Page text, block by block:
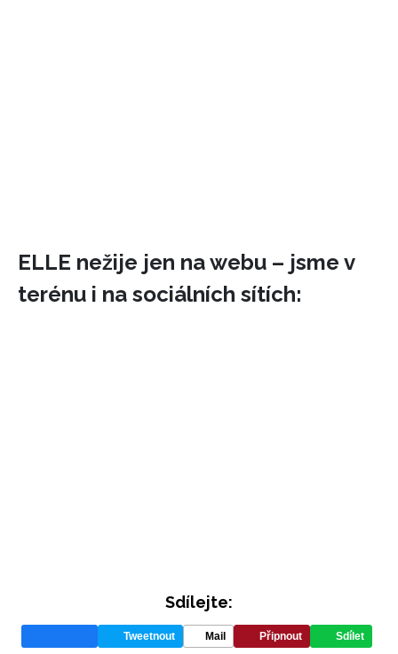
ELLE nežije jen na webu – jsme v
terénu i na sociálních sítích:
Sdílejte:
Tweetnout Mail Připnout Sdílet